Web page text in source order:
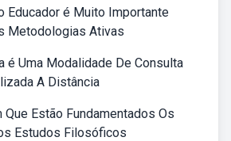
Educador é Muito Importante
Metodologias Ativas
é Uma Modalidade De Consulta
A Distância
Que Estão Fundamentados Os
Estudos Filosóficos